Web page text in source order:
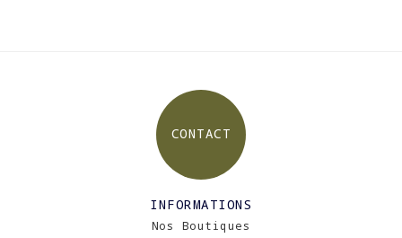
CONTACT
INFORMATIONS
Nos Boutiques